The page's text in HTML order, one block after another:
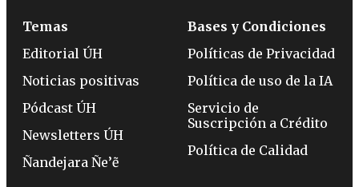
Temas
Editorial ÚH
Noticias positivas
Pódcast ÚH
Newsletters ÚH
Ñandejara Ñe’ẽ
Bases y Condiciones
Políticas de Privacidad
Política de uso de la IA
Servicio de
Suscripción a Crédito
Política de Calidad